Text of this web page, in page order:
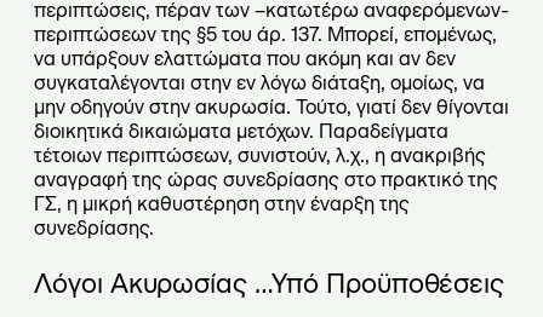
περιπτώσεις, πέραν των –κατωτέρω αναφερόμενων-
περιπτώσεων της §5 του άρ. 137. Μπορεί, επομένως,
να υπάρξουν ελαττώματα που ακόμη και αν δεν
συγκαταλέγονται στην εν λόγω διάταξη, ομοίως, να
μην οδηγούν στην ακυρωσία. Τούτο, γιατί δεν θίγονται
διοικητικά δικαιώματα μετόχων. Παραδείγματα
τέτοιων περιπτώσεων, συνιστούν, λ.χ., η ανακριβής
αναγραφή της ώρας συνεδρίασης στο πρακτικό της
ΓΣ, η μικρή καθυστέρηση στην έναρξη της
συνεδρίασης.
Λόγοι Ακυρωσίας …Υπό Προϋποθέσεις